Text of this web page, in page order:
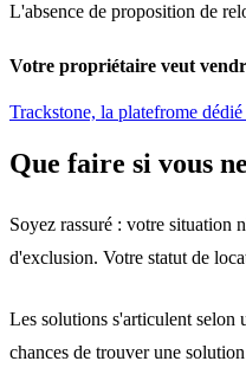
L'absence de proposition de
Votre propriétaire veut
Trackstone, la platefrome
Que faire si vous
Soyez rassuré : votre situation
d'exclusion. Votre statut de
Les solutions s'articulent selon
chances de trouver une